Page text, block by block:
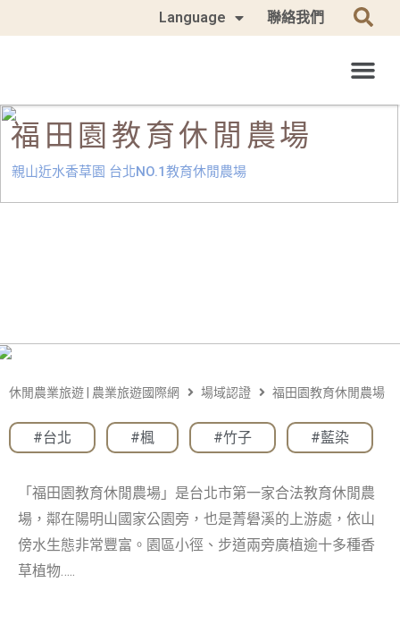
Language 聯絡我們
親山近水香草園 台北NO.1教育休閒農場
福田園教育休閒農場
休閒農業旅遊 | 農業旅遊國際網 場域認證 福田園教育休閒農場
#台北 #楓 #竹子 #藍染
「福田園教育休閒農場」是台北市第一家合法教育休閒農
場，鄰在陽明山國家公園旁，也是菁礐溪的上游處，依山
傍水生態非常豐富。園區小徑、步道兩旁廣植逾十多種香
草植物…..